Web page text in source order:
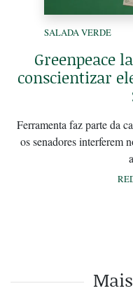
SALADA VERDE
Greenpeace
conscientizar
Ferramenta faz parte da
os senadores interferem